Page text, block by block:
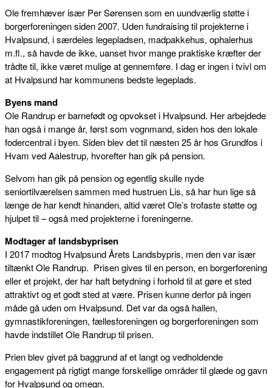
Ole fremhæver især Per Sørensen som en uundværlig støtte i
borgerforeningen siden 2007. Uden fundraising til projekterne i
Hvalpsund, i særdeles legepladsen, madpakkehus, ophalerhus
m.fl., så havde de ikke, uanset hvor mange praktiske kræfter der
trådte til, ikke været mulige at gennemføre. I dag er ingen i tvivl om
at Hvalpsund har kommunens bedste legeplads.
Byens mand
Ole Randrup er barnefødt og opvokset i Hvalpsund. Her arbejdede
han også i mange år, først som vognmand, siden hos den lokale
fodercentral i byen. Siden blev det til næsten 25 år hos Grundfos i
Hvam ved Aalestrup, hvorefter han gik på pension.
Selvom han gik på pension og egentlig skulle nyde
seniortilværelsen sammen med hustruen Lis, så har hun lige så
længe de har kendt hinanden, altid været Ole’s trofaste støtte og
hjulpet til – også med projekterne i foreningerne.
Modtager af landsbyprisen
I 2017 modtog Hvalpsund Årets Landsbypris, men den var især
tiltænkt Ole Randrup. Prisen gives til en person, en borgerforening
eller et projekt, der har haft betydning i forhold til at gøre et sted
attraktivt og et godt sted at være. Prisen kunne derfor på ingen
måde gå uden om Hvalpsund. Det var da også hallen,
gymnastikforeningen, fællesforeningen og borgerforeningen som
havde indstillet Ole Randrup til prisen.
Prien blev givet på baggrund af et langt og vedholdende
engagement på rigtigt mange forskellige områder til glæde og gavn
for Hvalpsund og omegn.